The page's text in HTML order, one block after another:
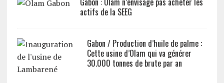
actifs de la SEEG
Gabon / Production d’huile de palme :
Cette usine d’Olam qui va générer
30.000 tonnes de brute par an